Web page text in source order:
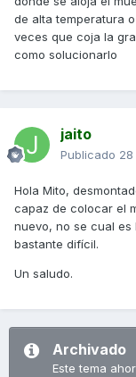
de alta temperatura
veces que coja la
como solucionarlo
jaito
Publicado 28
Hola Mito,
capaz de colocar el
nuevo, no se cual
bastante difícil.
Un saludo.
Archivado
Este tema